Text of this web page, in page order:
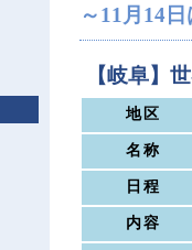
～11月14
【岐阜】
地区
名称
日程
内容